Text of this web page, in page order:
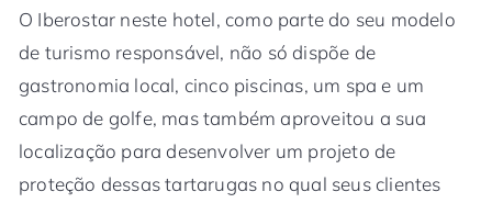
O Iberostar neste hotel, como parte do seu modelo
de turismo responsável, não só dispõe de
gastronomia local, cinco piscinas, um spa e um
campo de golfe, mas também aproveitou a sua
localização para desenvolver um projeto de
proteção dessas tartarugas no qual seus clientes